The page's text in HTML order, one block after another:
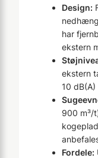
Design:
har
ekstern
ekstern
10
900 m³/
Fordele: